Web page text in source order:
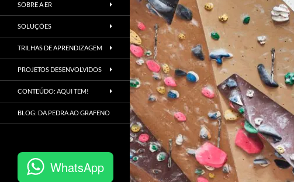
SOBRE A ER
SOLUÇÕES
TRILHAS DE APRENDIZAGEM
PROJETOS DESENVOLVIDOS
CONTEÚDO: AQUI TEM!
BLOG: DA PEDRA AO GRAFENO
WhatsApp